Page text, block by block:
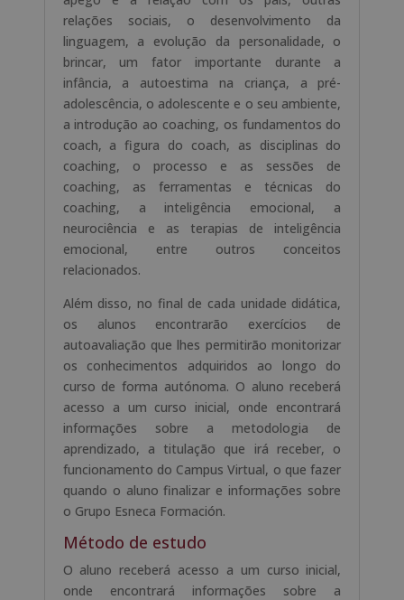
relações sociais, o desenvolvimento da
linguagem, a evolução da personalidade, o
brincar, um fator importante durante a
infância, a autoestima na criança, a pré-
adolescência, o adolescente e o seu ambiente,
a introdução ao coaching, os fundamentos do
coach, a figura do coach, as disciplinas do
coaching, o processo e as sessões de
coaching, as ferramentas e técnicas do
coaching, a inteligência emocional, a
neurociência e as terapias de inteligência
emocional, entre outros conceitos
relacionados.
Além disso, no final de cada unidade didática,
os alunos encontrarão exercícios de
autoavaliação que lhes permitirão monitorizar
os conhecimentos adquiridos ao longo do
curso de forma autónoma. O aluno receberá
acesso a um curso inicial, onde encontrará
informações sobre a metodologia de
aprendizado, a titulação que irá receber, o
funcionamento do Campus Virtual, o que fazer
quando o aluno finalizar e informações sobre
o Grupo Esneca Formación.
Método de estudo
O aluno receberá acesso a um curso inicial,
onde encontrará informações sobre a